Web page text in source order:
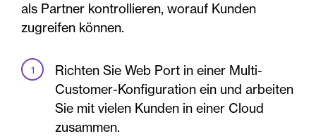
als Partner kontrollieren, worauf Kunden
zugreifen können.
Richten Sie Web Port in einer Multi-
Customer-Konfiguration ein und arbeiten
Sie mit vielen Kunden in einer Cloud
zusammen.